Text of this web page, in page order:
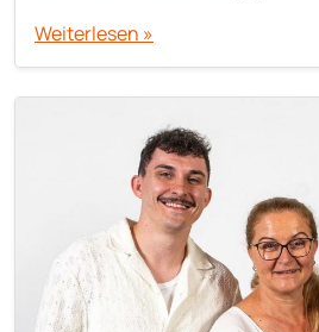
Weiterlesen »